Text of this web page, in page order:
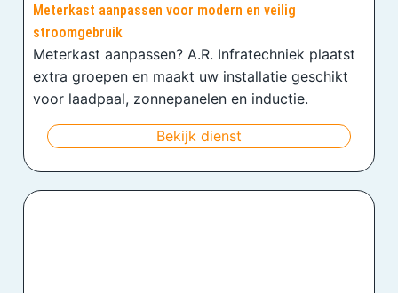
Meterkast aanpassen voor modern en veilig
stroomgebruik
Meterkast aanpassen? A.R. Infratechniek plaatst
extra groepen en maakt uw installatie geschikt
voor laadpaal, zonnepanelen en inductie.
Bekijk dienst